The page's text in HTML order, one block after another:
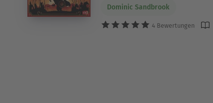
Dominic Sandbrook
4 Bewertungen